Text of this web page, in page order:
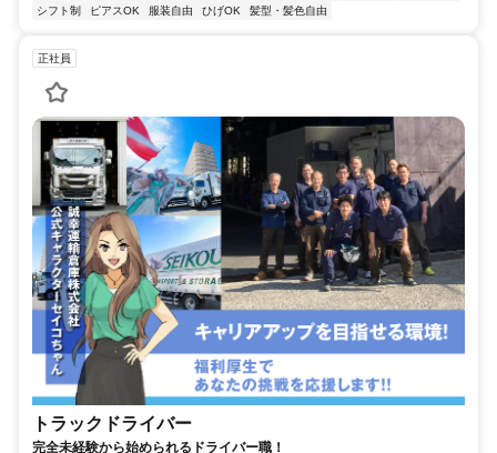
シフト制
ピアスOK 服装自由 ひげOK 髪型・髪色自由
正社員
トラックドライバー
完全未経験から始められるドライバー職！